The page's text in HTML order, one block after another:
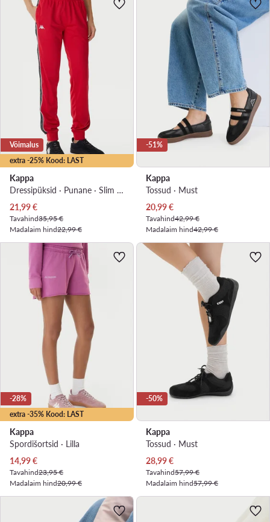
extra -25% Kood: LAST
Võimalus
Kappa
Dressipüksid · Punane · Slim Fit
Praegune hind
21,99€
Tavahind35,95 €
Madalaim hind22,99 €
-51%
Kappa
Tossud · Must
Praegune hind
20,99€
Tavahind42,99 €
Madalaim hind42,99 €
extra -35% Kood: LAST
-28%
Kappa
Spordišortsid · Lilla
Praegune hind
14,99€
Tavahind23,95 €
Madalaim hind20,99 €
-50%
Kappa
Tossud · Must
Praegune hind
28,99€
Tavahind57,99 €
Madalaim hind57,99 €